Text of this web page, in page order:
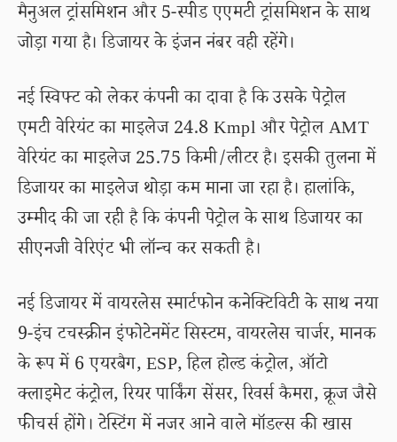
मैनुअल ट्रांसमिशन और 5-स्पीड एएमटी ट्रांसमिशन के साथ
जोड़ा गया है। डिजायर के इंजन नंबर वही रहेंगे।
नई स्विफ्ट को लेकर कंपनी का दावा है कि उसके पेट्रोल
एमटी वेरियंट का माइलेज 24.8 Kmpl और पेट्रोल AMT
वेरियंट का माइलेज 25.75 किमी/लीटर है। इसकी तुलना में
डिजायर का माइलेज थोड़ा कम माना जा रहा है। हालांकि,
उम्मीद की जा रही है कि कंपनी पेट्रोल के साथ डिजायर का
सीएनजी वेरिएंट भी लॉन्च कर सकती है।
नई डिजायर में वायरलेस स्मार्टफोन कनेक्टिविटी के साथ नया
9-इंच टचस्क्रीन इंफोटेनमेंट सिस्टम, वायरलेस चार्जर, मानक
के रूप में 6 एयरबैग, ESP, हिल होल्ड कंट्रोल, ऑटो
क्लाइमेट कंट्रोल, रियर पार्किंग सेंसर, रिवर्स कैमरा, क्रूज जैसे
फीचर्स होंगे। टेस्टिंग में नजर आने वाले मॉडल्स की खास